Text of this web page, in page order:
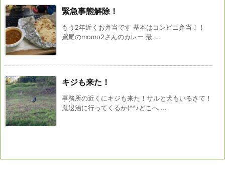
緊急事態解除！
もう2年近くお弁当です 基本はコンビニ弁当！！
鳶尾のmomo2さんのカレー 最 ...
キジも来た！
事務所の近くにキジも来た！サルと犬もいるさて！
鬼退治に行ってくるか(^^♪どこへ ...